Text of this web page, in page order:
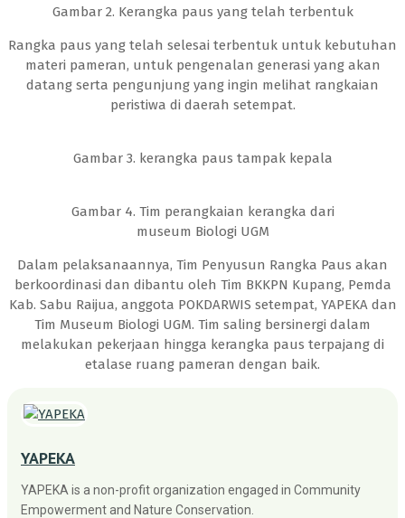
Gambar 2. Kerangka paus yang telah terbentuk
Rangka paus yang telah selesai terbentuk untuk kebutuhan
materi pameran, untuk pengenalan generasi yang akan
datang serta pengunjung yang ingin melihat rangkaian
peristiwa di daerah setempat.
Gambar 3. kerangka paus tampak kepala
Gambar 4. Tim perangkaian kerangka dari
museum Biologi UGM
Dalam pelaksanaannya, Tim Penyusun Rangka Paus akan
berkoordinasi dan dibantu oleh Tim BKKPN Kupang, Pemda
Kab. Sabu Raijua, anggota POKDARWIS setempat, YAPEKA dan
Tim Museum Biologi UGM. Tim saling bersinergi dalam
melakukan pekerjaan hingga kerangka paus terpajang di
etalase ruang pameran dengan baik.
YAPEKA
YAPEKA is a non-profit organization engaged in Community
Empowerment and Nature Conservation.